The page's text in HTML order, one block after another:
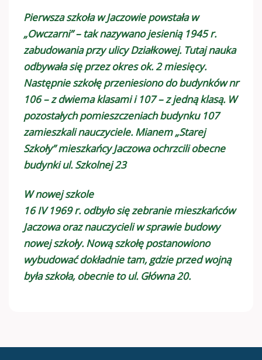
Pierwsza szkoła w Jaczowie powstała w
„Owczarni” – tak nazywano jesienią 1945 r.
zabudowania przy ulicy Działkowej. Tutaj nauka
odbywała się przez okres ok. 2 miesięcy.
Następnie szkołę przeniesiono do budynków nr
106 – z dwiema klasami i 107 – z jedną klasą. W
pozostałych pomieszczeniach budynku 107
zamieszkali nauczyciele. Mianem „Starej
Szkoły” mieszkańcy Jaczowa ochrzcili obecne
budynki ul. Szkolnej 23
W nowej szkole
16 IV 1969 r. odbyło się zebranie mieszkańców
Jaczowa oraz nauczycieli w sprawie budowy
nowej szkoły. Nową szkołę postanowiono
wybudować dokładnie tam, gdzie przed wojną
była szkoła, obecnie to ul. Główna 20.